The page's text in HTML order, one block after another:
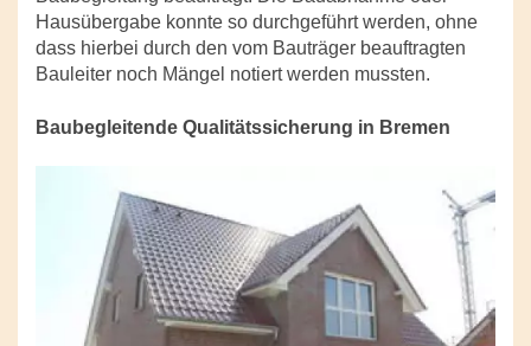
Hausübergabe konnte so durchgeführt werden, ohne
dass hierbei durch den vom Bauträger beauftragten
Bauleiter noch Mängel notiert werden mussten.
Baubegleitende Qualitätssicherung in Bremen